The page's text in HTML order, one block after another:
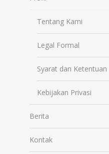
Tentang Kami
Legal Formal
Syarat dan Ketentuan
Kebijakan Privasi
Berita
Kontak